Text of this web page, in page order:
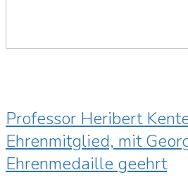
Professor Heribert
Ehrenmitglied, mit
Ehrenmedaille geehrt